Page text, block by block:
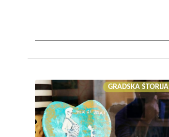
GRADSKA ŠTORIJA